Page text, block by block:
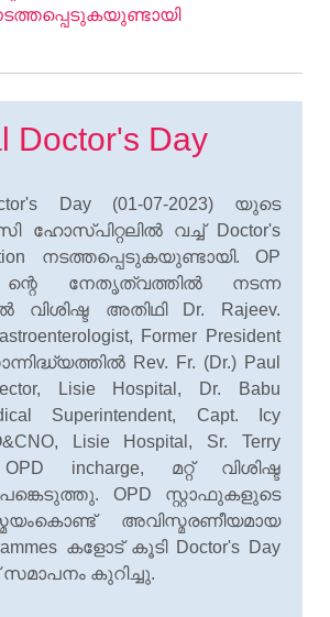
Doctor's Day
Day (01-07-2023) യുടെ
ഹോസ്പിറ്റലില്വച്ച് Doctor's
നടത്തപ്പെടുകയുണ്ടായി. OP
ന്റെ നേതൃത്വത്തില്നടന്ന
വിശിഷ്ട അതിഥി Dr. Rajeev.
Former President
Rev. Fr. (Dr.) Paul
Lisie Hospital, Dr. Babu
Superintendent, Capt. Icy
Lisie Hospital, Sr. Terry
OPD incharge, മറ്റ് വിശിഷ്ട
OPD സ്റ്റാഫുകളുടെ
അവിസ്മരണീയമായ
കളോട് കൂടി Doctor's Day
സമാപനം കുറിച്ചു.